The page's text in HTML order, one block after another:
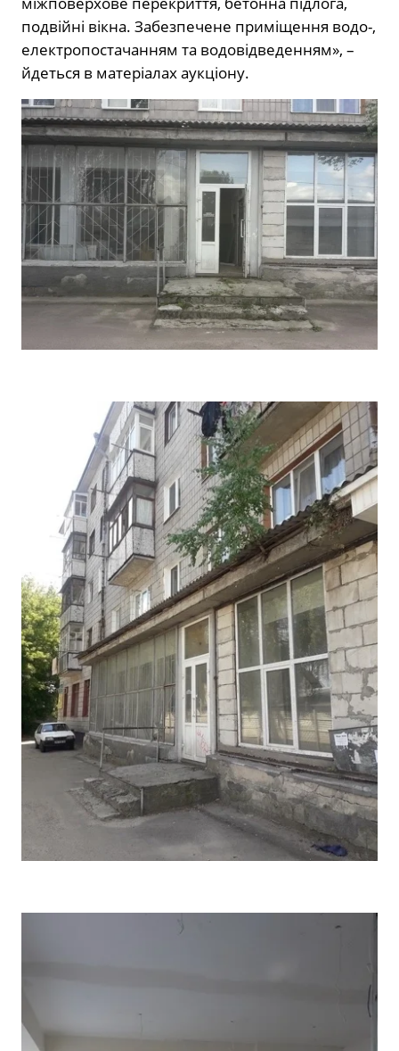
подвійні вікна. Забезпечене приміщення водо-,
електропостачанням та водовідведенням», –
йдеться в матеріалах аукціону.